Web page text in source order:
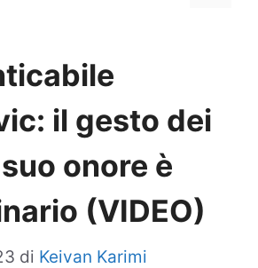
il gesto dei
onore è
(VIDEO)
di Keivan Karimi